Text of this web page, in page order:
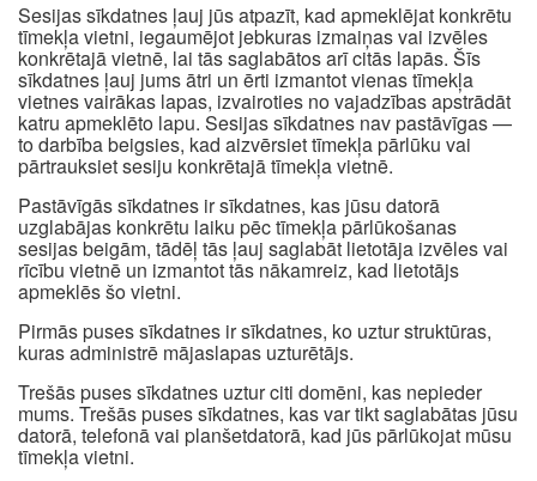
Sesijas sīkdatnes ļauj jūs atpazīt, kad apmeklējat konkrētu
tīmekļa vietni, iegaumējot jebkuras izmaiņas vai izvēles
konkrētajā vietnē, lai tās saglabātos arī citās lapās. Šīs
sīkdatnes ļauj jums ātri un ērti izmantot vienas tīmekļa
vietnes vairākas lapas, izvairoties no vajadzības apstrādāt
katru apmeklēto lapu. Sesijas sīkdatnes nav pastāvīgas —
to darbība beigsies, kad aizvērsiet tīmekļa pārlūku vai
pārtrauksiet sesiju konkrētajā tīmekļa vietnē.
Pastāvīgās sīkdatnes ir sīkdatnes, kas jūsu datorā
uzglabājas konkrētu laiku pēc tīmekļa pārlūkošanas
sesijas beigām, tādēļ tās ļauj saglabāt lietotāja izvēles vai
rīcību vietnē un izmantot tās nākamreiz, kad lietotājs
apmeklēs šo vietni.
Pirmās puses sīkdatnes ir sīkdatnes, ko uztur struktūras,
kuras administrē mājaslapas uzturētājs.
Trešās puses sīkdatnes uztur citi domēni, kas nepieder
mums. Trešās puses sīkdatnes, kas var tikt saglabātas jūsu
datorā, telefonā vai planšetdatorā, kad jūs pārlūkojat mūsu
tīmekļa vietni.